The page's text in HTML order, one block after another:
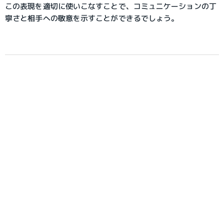
この表現を適切に使いこなすことで、コミュニケーションの丁
寧さと相手への敬意を示すことができるでしょう。